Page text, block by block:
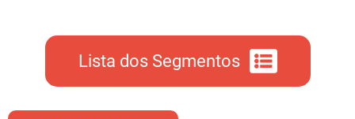
Lista dos Segmentos